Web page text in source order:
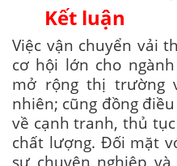
Kết luận
Việc vận chuyển vải
cơ hội lớn cho
mở rộng thị trường
nhiên; cũng đồng
về cạnh tranh, thủ
chất lượng. Đối mặt
sự chuyên nghiệp